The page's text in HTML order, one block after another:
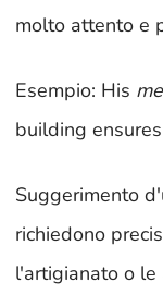
molto attento e
Esempio: His
building
Suggerimento
richiedono
l'artigianato o le